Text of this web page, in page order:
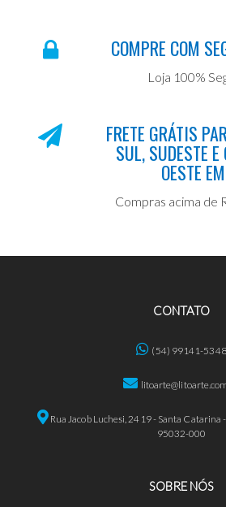
COMPRE COM
Loja 100%
FRETE GRÁTIS
SUL, SUDESTE E
OESTE
Compras acima de
CONTATO
(54) 99141-5348
Rua Jacob Luchesi, 2419 - Santa Catarina -
95032-000
SOBRE NÓS